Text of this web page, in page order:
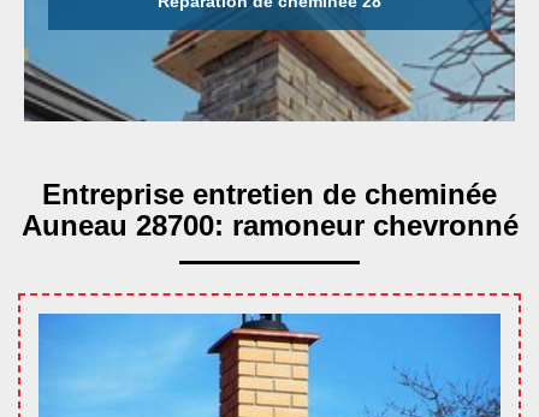
Entreprise entretien de cheminée
Auneau 28700: ramoneur chevronné